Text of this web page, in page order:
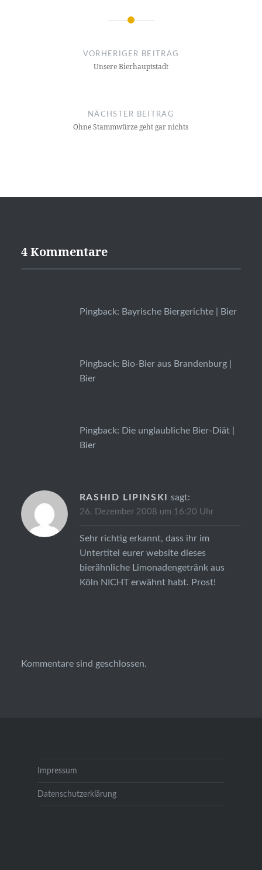
NavigationVORHERIGER BEITRAG
Unsere Bierhauptstadt
NÄCHSTER BEITRAG
Ohne Stammwürze geht gar nichts
4 Kommentare
Pingback: Bayrische Biergerichte | Bier
Pingback: Bio-Bier aus Brandenburg |
Bier
Pingback: Die unglaubliche Bier-Diät |
Bier
RASHID LIPINSKI sagt:
26. Dezember 2008 um 16:20 Uhr
Sehr richtig erkannt, dass ihr im
Untertitel eurer website dieses
bierähnliche Limonadengetränk aus
Köln NICHT erwähnt habt. Prost!
Kommentare sind geschlossen.
Impressum
Datenschutzerklärung